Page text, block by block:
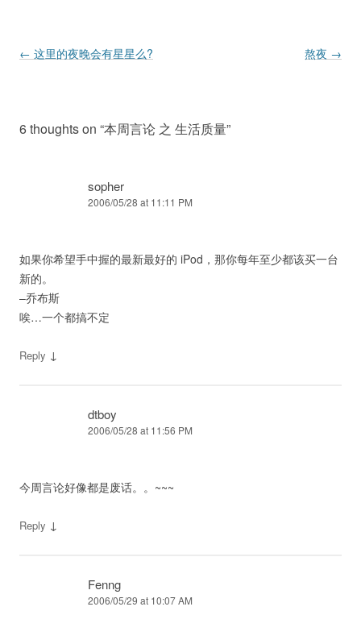
Post navigation
← 这里的夜晚会有星星么? 熬夜 →
6 thoughts on “本周言论 之 生活质量”
sopher
2006/05/28 at 11:11 PM
如果你希望手中握的最新最好的 iPod，那你每年至少都该买一台
新的。
–乔布斯
唉…一个都搞不定
Reply ↓
dtboy
2006/05/28 at 11:56 PM
今周言论好像都是废话。。~~~
Reply ↓
Fenng
2006/05/29 at 10:07 AM